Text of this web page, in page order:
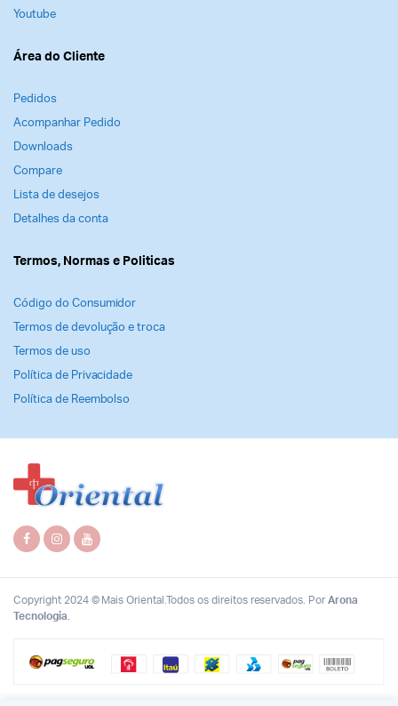
Youtube
Área do Cliente
Pedidos
Acompanhar Pedido
Downloads
Compare
Lista de desejos
Detalhes da conta
Termos, Normas e Politicas
Código do Consumidor
Termos de devolução e troca
Termos de uso
Política de Privacidade
Política de Reembolso
Copyright 2024 © Mais Oriental.Todos os direitos reservados. PorArona
Tecnologia